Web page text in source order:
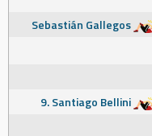
Sebastián Gallegos
9. Santiago Bellini